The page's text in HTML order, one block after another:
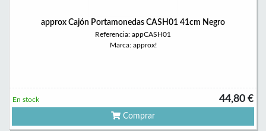
approx Cajón Portamonedas CASH01 41cm Negro
Referencia: appCASH01
Marca: approx!
44,80 €
En stock
Comprar